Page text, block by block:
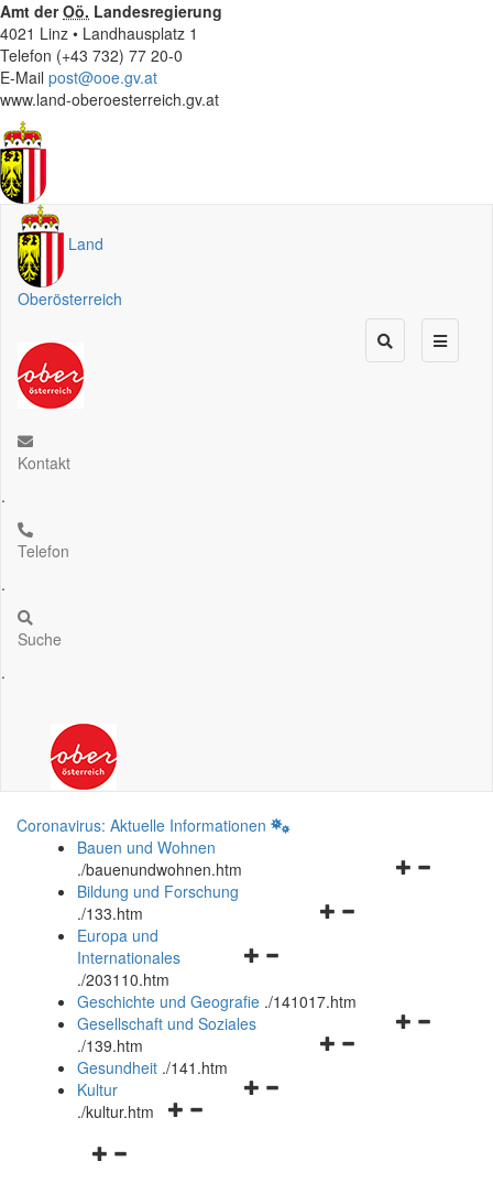
Amt derOö. Landesregierung
4021 Linz • Landhausplatz 1
Telefon (+43 732) 77 20-0
E-Mail post@ooe.gv.at
www.land-oberoesterreich.gv.at
Land
Oberösterreich
Kontakt
.
Telefon
.
Suche
.
Coronavirus: Aktuelle Informationen
Bauen und Wohnen
./bauenundwohnen.htm
Navigationsmenü
Bildung und Forschung
./133.htm
Navigationsmenü
und
schließen
Europa und
Internationales
./203110.htm
Geschichte und Geografie ./141017.htm
Navigationsmenü
Gesellschaft und Soziales
./139.htm
Navigationsmenü
Gesundheit ./141.htm
Navigationsmenü
Kultur
./kultur.htm
Navigationsmenü